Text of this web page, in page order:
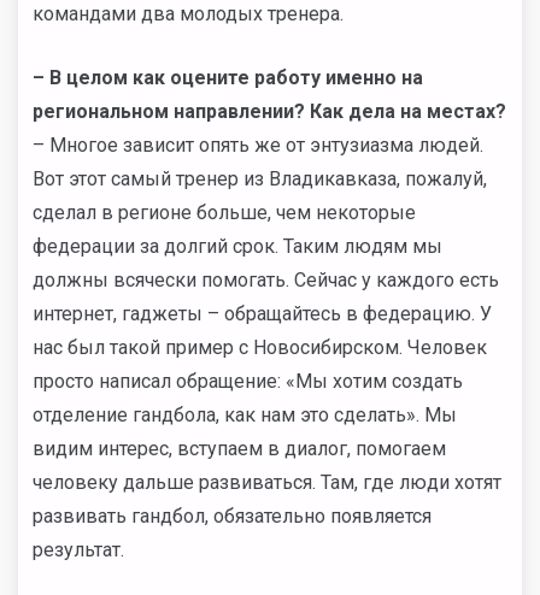
командами два молодых тренера.
– В целом как оцените работу именно на
региональном направлении? Как дела на местах?
– Многое зависит опять же от энтузиазма людей.
Вот этот самый тренер из Владикавказа, пожалуй,
сделал в регионе больше, чем некоторые
федерации за долгий срок. Таким людям мы
должны всячески помогать. Сейчас у каждого есть
интернет, гаджеты – обращайтесь в федерацию. У
нас был такой пример с Новосибирском. Человек
просто написал обращение: «Мы хотим создать
отделение гандбола, как нам это сделать». Мы
видим интерес, вступаем в диалог, помогаем
человеку дальше развиваться. Там, где люди хотят
развивать гандбол, обязательно появляется
результат.